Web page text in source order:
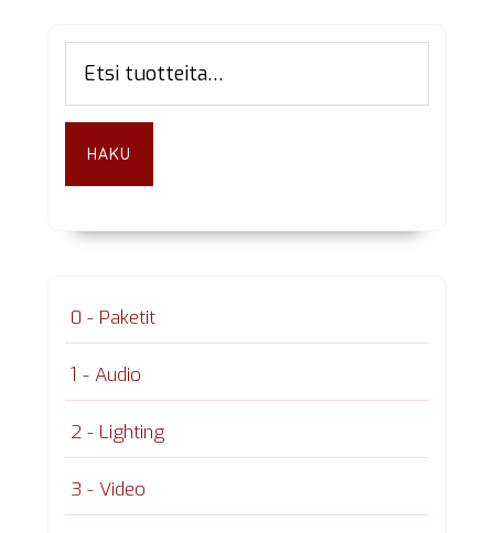
Ensisijainen
sivupalkki
HAKU
0 - Paketit
1 - Audio
2 - Lighting
3 - Video